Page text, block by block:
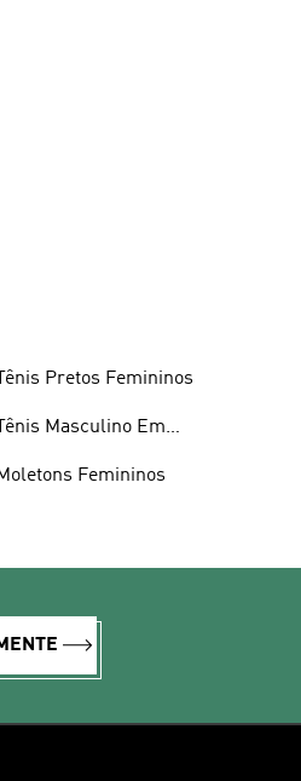
Pretos Femininos
Masculino Em
Femininos